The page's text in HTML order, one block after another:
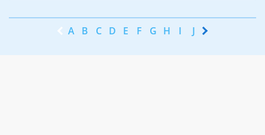
A B C D E F G H I J K